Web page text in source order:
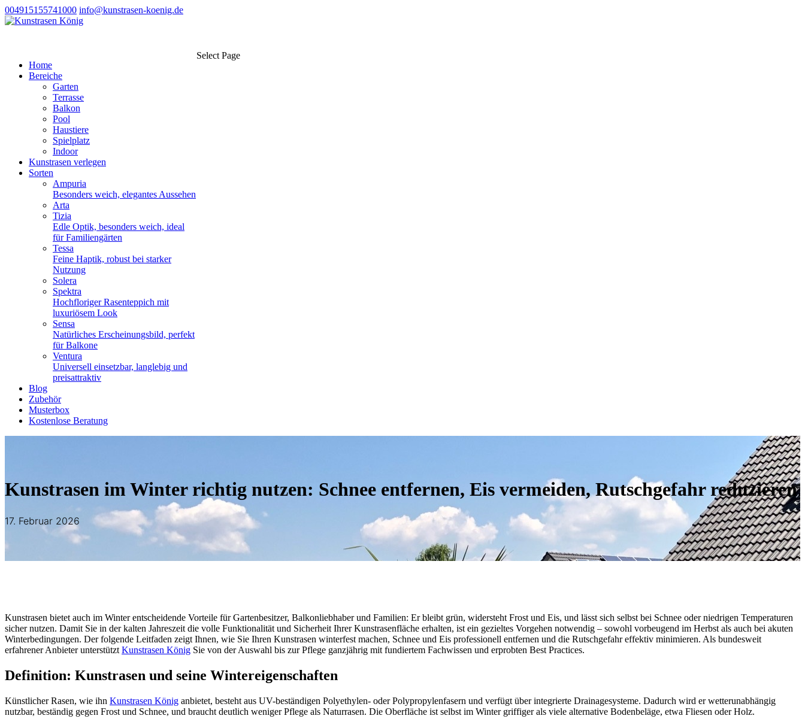
004915155741000 info@kunstrasen-koenig.de
Home
Bereiche
Garten
Terrasse
Balkon
Pool
Haustiere
Spielplatz
Indoor
Kunstrasen verlegen
Sorten
Ampuria
Besonders weich, elegantes Aussehen
Arta
Tizia
Edle Optik, besonders weich, ideal
für Familiengärten
Tessa
Feine Haptik, robust bei starker
Nutzung
Solera
Spektra
Hochfloriger Rasenteppich mit
luxuriösem Look
Sensa
Natürliches Erscheinungsbild, perfekt
für Balkone
Ventura
Universell einsetzbar, langlebig und
preisattraktiv
Blog
Zubehör
Musterbox
Kostenlose Beratung
Select Page
Kunstrasen im Winter richtig nutzen: Schnee entfernen, Eis vermeiden, Rutschgefahr reduzieren
17. Februar 2026
Kunstrasen bietet auch im Winter entscheidende Vorteile für Gartenbesitzer, Balkonliebhaber und Familien: Er bleibt grün, widersteht Frost und Eis, und lässt sich selbst bei Schnee oder niedrigen Temperaturen
sicher nutzen. Damit Sie in der kalten Jahreszeit die volle Funktionalität und Sicherheit Ihrer Kunstrasenfläche erhalten, ist ein gezieltes Vorgehen notwendig – sowohl vorbeugend im Herbst als auch bei akuten
Winterbedingungen. Der folgende Leitfaden zeigt Ihnen, wie Sie Ihren Kunstrasen winterfest machen, Schnee und Eis professionell entfernen und die Rutschgefahr effektiv minimieren. Als bundesweit
erfahrener Anbieter unterstützt Kunstrasen König Sie von der Auswahl bis zur Pflege ganzjährig mit fundiertem Fachwissen und erprobten Best Practices.
Definition: Kunstrasen und seine Wintereigenschaften
Künstlicher Rasen, wie ihn Kunstrasen König anbietet, besteht aus UV-beständigen Polyethylen- oder Polypropylenfasern und verfügt über integrierte Drainagesysteme. Dadurch wird er wetterunabhängig
nutzbar, beständig gegen Frost und Schnee, und braucht deutlich weniger Pflege als Naturrasen. Die Oberfläche ist selbst im Winter griffiger als viele alternative Bodenbeläge, etwa Fliesen oder Holz.